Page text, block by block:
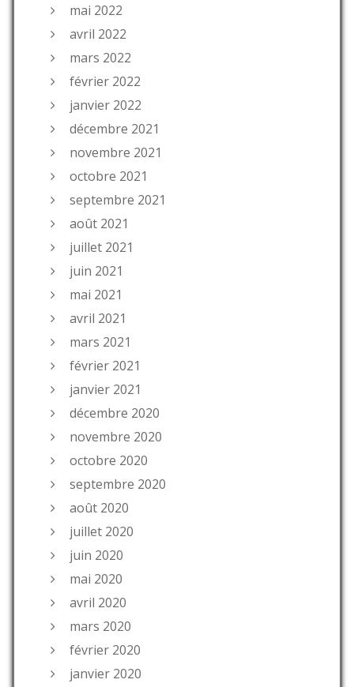
mai 2022
avril 2022
mars 2022
février 2022
janvier 2022
décembre 2021
novembre 2021
octobre 2021
septembre 2021
août 2021
juillet 2021
juin 2021
mai 2021
avril 2021
mars 2021
février 2021
janvier 2021
décembre 2020
novembre 2020
octobre 2020
septembre 2020
août 2020
juillet 2020
juin 2020
mai 2020
avril 2020
mars 2020
février 2020
janvier 2020